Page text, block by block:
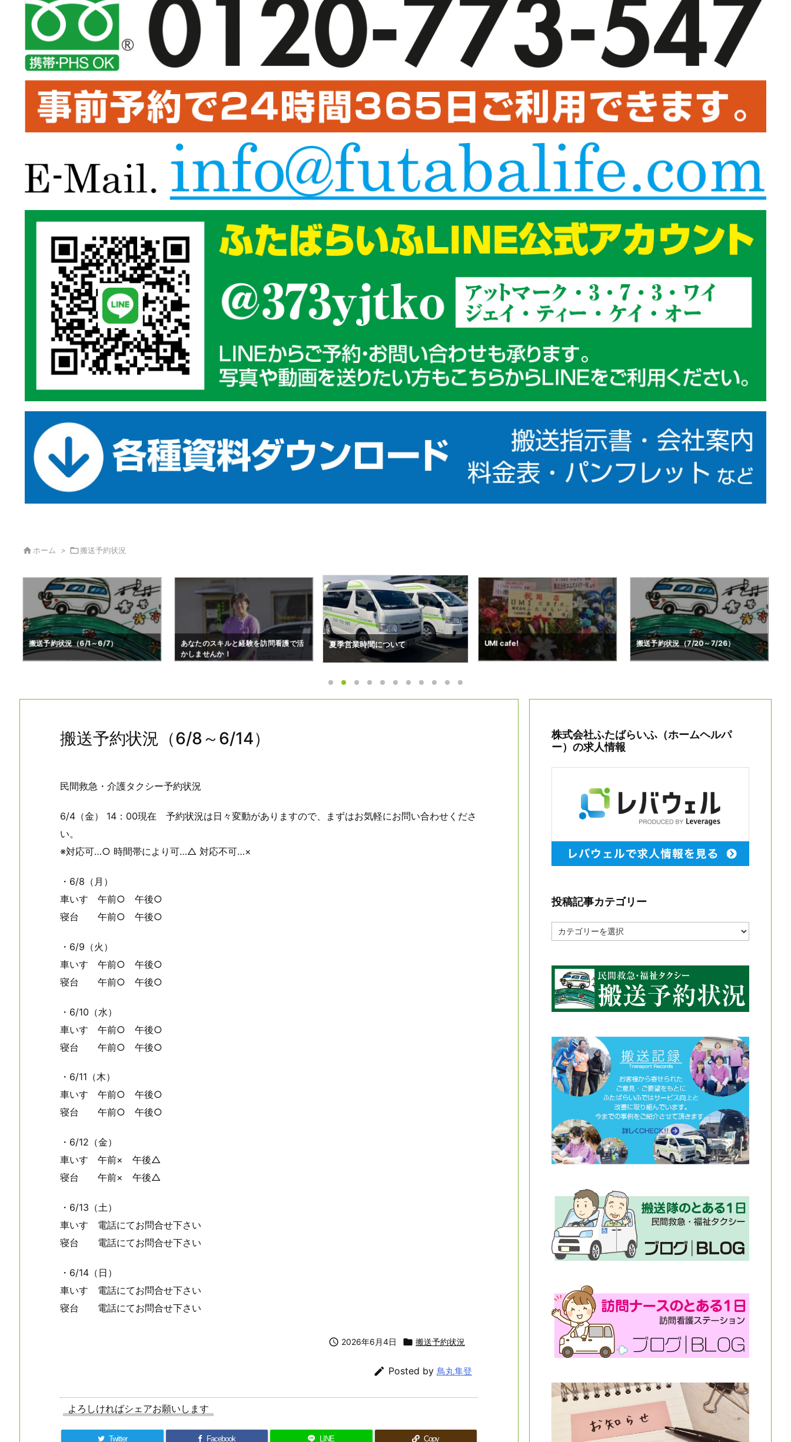
ホーム > 搬送予約状況
あなたのスキルと経験を訪問看護で活
かしませんか！
夏季営業時間について UMI cafe! 搬送予約状況（7/20～7/26） 搬送予約状況（6/29～7/5）
搬送予約状況（6/8～6/14）
民間救急・介護タクシー予約状況
6/4（金） 14：00現在 予約状況は日々変動がありますので、まずはお気軽にお問い合わせくださ
い。
※対応可…○ 時間帯により可…△ 対応不可…×
・6/8（月）
車いす 午前○ 午後○
寝台 午前○ 午後○
・6/9（火）
車いす 午前○ 午後○
寝台 午前○ 午後○
・6/10（水）
車いす 午前○ 午後○
寝台 午前○ 午後○
・6/11（木）
車いす 午前○ 午後○
寝台 午前○ 午後○
・6/12（金）
車いす 午前× 午後△
寝台 午前× 午後△
・6/13（土）
車いす 電話にてお問合せ下さい
寝台 電話にてお問合せ下さい
・6/14（日）
車いす 電話にてお問合せ下さい
寝台 電話にてお問合せ下さい
 2026年6月4日  搬送予約状況
 Posted by 鳥丸隼登
よろしければシェアお願いします
Twitter Facebook LINE Copy
株式会社ふたばらいふ（ホームヘルパ
ー）の求人情報
投稿記事カテゴリー
稿
カ
ゴ
リ